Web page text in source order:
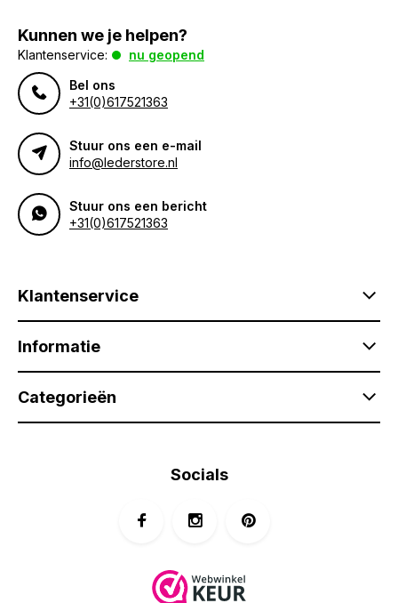
Kunnen we je helpen?
Klantenservice:
nu geopend
Bel ons
+31(0)617521363
Stuur ons een e-mail
info@lederstore.nl
Stuur ons een bericht
+31(0)617521363
Klantenservice
Informatie
Categorieën
Socials